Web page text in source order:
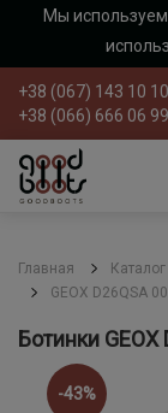
Мы
+38 (067) 143 10 10
+38 (066) 666 06 99
Главная Каталог
GEOX D26QSA
Ботинки
-43%